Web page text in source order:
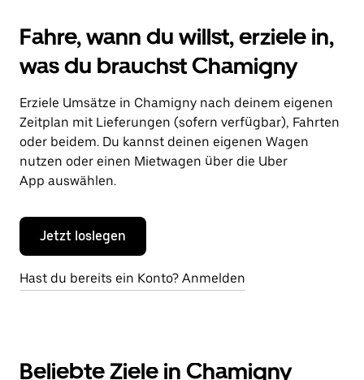
Fahre, wann du willst, erziele in,
was du brauchst Chamigny
Erziele Umsätze in Chamigny nach deinem eigenen
Zeitplan mit Lieferungen (sofern verfügbar), Fahrten
oder beidem. Du kannst deinen eigenen Wagen
nutzen oder einen Mietwagen über die Uber
App auswählen.
Jetzt loslegen
Hast du bereits ein Konto? Anmelden
Beliebte Ziele in Chamigny